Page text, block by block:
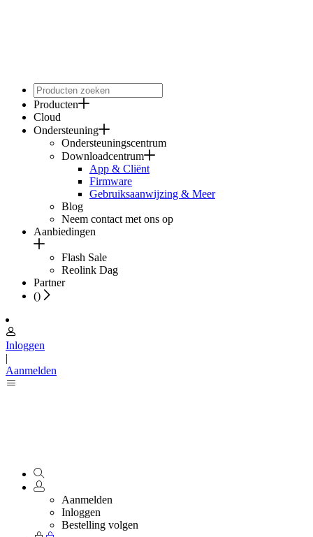
Producten
Cloud
Ondersteuning
Ondersteuningscentrum
Downloadcentrum
App & Cliënt
Firmware
Gebruiksaanwijzing & Meer
Blog
Neem contact met ons op
Aanbiedingen
Flash Sale
Reolink Dag
Partner
()
Inloggen
|
Aanmelden
Aanmelden
Inloggen
Bestelling volgen